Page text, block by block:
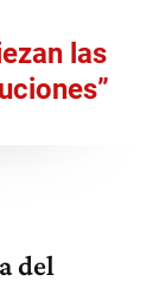
las
del